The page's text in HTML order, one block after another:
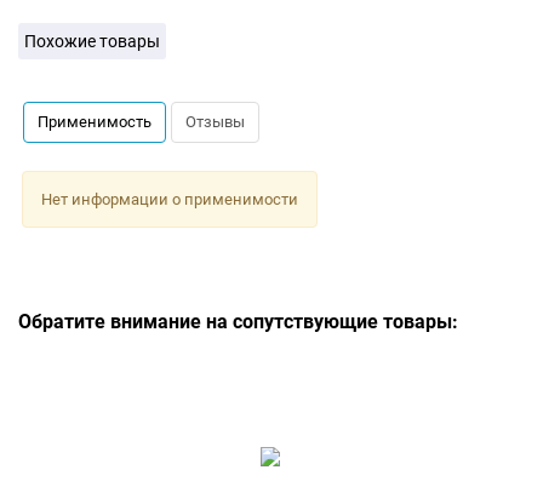
Похожие товары
Применимость Отзывы
Нет информации о применимости
Обратите внимание на сопутствующие товары: